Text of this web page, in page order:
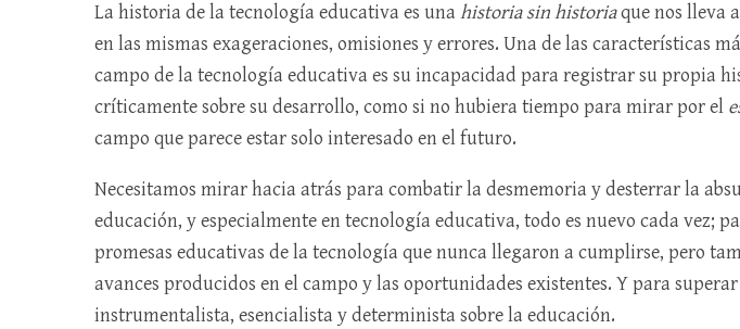
La historia de la tecnología educativa es una historia sin historiaque nos lleva
en las mismas exageraciones, omisiones y errores. Una de las características
campo de la tecnología educativa es su incapacidad para registrar su propia
críticamente sobre su desarrollo, como si no hubiera tiempo para mirar por el
campo que parece estar solo interesado en el futuro.
Necesitamos mirar hacia atrás para combatir la desmemoria y desterrar la
educación, y especialmente en tecnología educativa, todo es nuevo cada vez;
promesas educativas de la tecnología que nunca llegaron a cumplirse, pero
avances producidos en el campo y las oportunidades existentes. Y para
instrumentalista, esencialista y determinista sobre la educación.